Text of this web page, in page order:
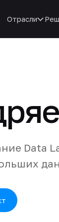
Отрасли
Data